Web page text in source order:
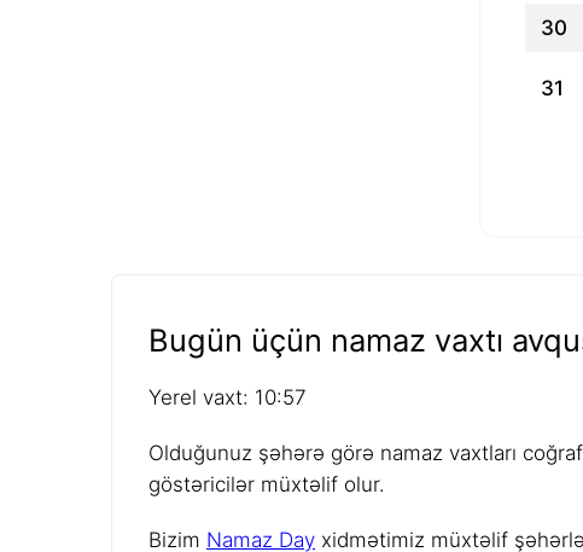
30
31
Bugün üçün namaz vaxtı
Yerel vaxt: 10:57
Olduğunuz şəhərə görə namaz vaxtları
göstəricilər müxtəlif olur.
Bizim Namaz Day xidmətimiz müxtəlif